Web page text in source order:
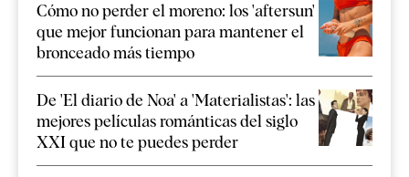
Cómo no perder el moreno: los 'aftersun'
que mejor funcionan para mantener el
bronceado más tiempo
De 'El diario de Noa' a 'Materialistas': las
mejores películas románticas del siglo
XXI que no te puedes perder